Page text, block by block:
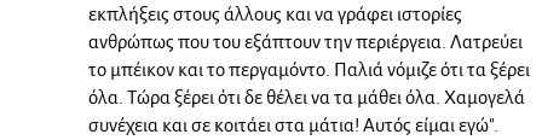
εκπλήξεις στους άλλους και να γράφει ιστορίες
ανθρώπως που του εξάπτουν την περιέργεια. Λατρεύει
το μπέικον και το περγαμόντο. Παλιά νόμιζε ότι τα ξέρει
όλα. Τώρα ξέρει ότι δε θέλει να τα μάθει όλα. Χαμογελά
συνέχεια και σε κοιτάει στα μάτια! Αυτός είμαι εγώ".